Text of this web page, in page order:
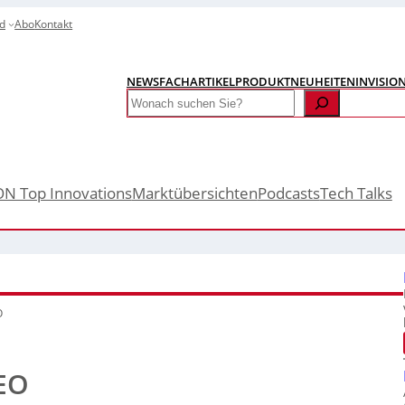
AboKontakt
NEWSFACHARTIKELPRODUKTNEUHEITEN
Search
Top InnovationsMarktübersichtenPodcastsTech Talks